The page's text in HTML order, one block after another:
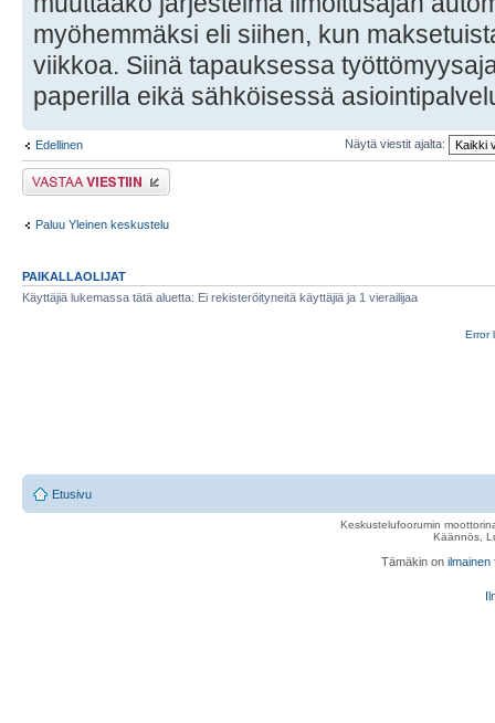
myöhemmäksi eli siihen, kun
viikkoa. Siinä tapauksessa
paperilla eikä sähköisessä
Edellinen Näytä viestit ajalta:
Lähetä vastaus
Paluu Yleinen keskustelu
PAIKALLAOLIJAT
Käyttäjiä lukemassa tätä aluetta: Ei rekisteröityneitä käyttäjiä ja 1 vierailijaa
Error
Etusivu
Keskustelufoorumin
Käännös,
Tämäkin on ilmainen